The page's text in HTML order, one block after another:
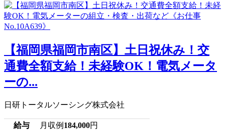
【福岡県福岡市南区】土日祝休み！交
通費全額支給！未経験OK！電気メータ
ーの...
日研トータルソーシング株式会社
給与 月収例 184,000円